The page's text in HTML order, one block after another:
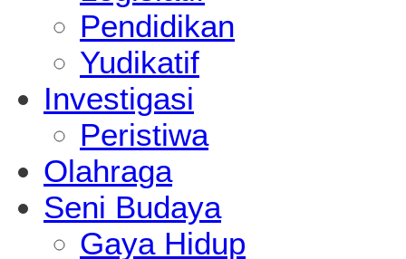
Pendidikan
Yudikatif
Investigasi
Peristiwa
Olahraga
Seni Budaya
Gaya Hidup